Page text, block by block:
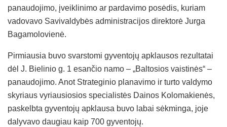
panaudojimo, įveiklinimo ar pardavimo posėdis, kuriam
vadovavo Savivaldybės administracijos direktorė Jurga
Bagamolovienė.
Pirmiausia buvo svarstomi gyventojų apklausos rezultatai
dėl J. Bielinio g. 1 esančio namo – „Baltosios vaistinės“ –
panaudojimo. Anot Strateginio planavimo ir turto valdymo
skyriaus vyriausiosios specialistės Dainos Kolomakienės,
paskelbta gyventojų apklausa buvo labai sėkminga, joje
dalyvavo daugiau kaip 700 gyventojų.